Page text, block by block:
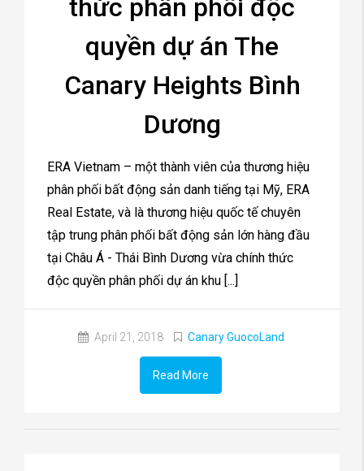
thức phân phối độc
quyền dự án The
Canary Heights Bình
Dương
ERA Vietnam – một thành viên của thương hiệu
phân phối bất động sản danh tiếng tại Mỹ, ERA
Real Estate, và là thương hiệu quốc tế chuyên
tập trung phân phối bất động sản lớn hàng đầu
tại Châu Á - Thái Bình Dương vừa chính thức
độc quyền phân phối dự án khu [...]
April 21, 2018 Canary GuocoLand
Read More